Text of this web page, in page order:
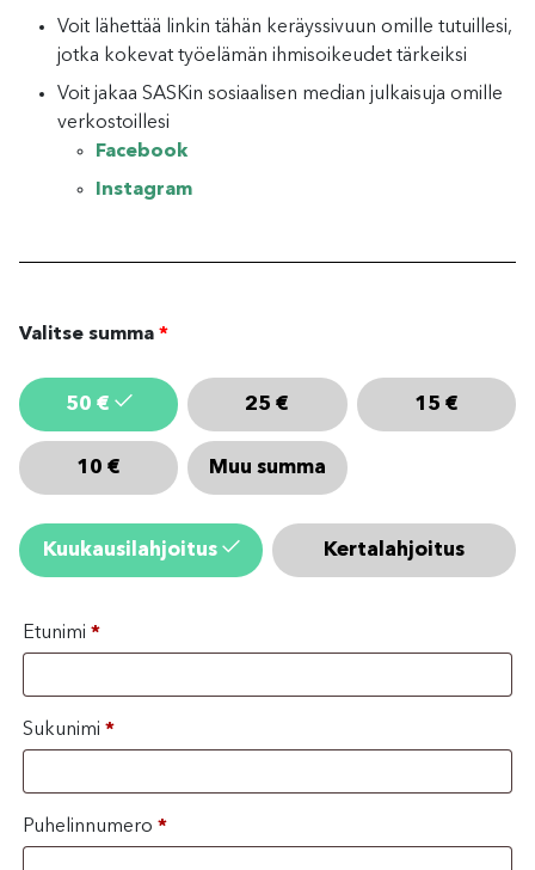
Voit lähettää linkin tähän keräyssivuun omille tutuillesi,
jotka kokevat työelämän ihmisoikeudet tärkeiksi
Voit jakaa SASKin sosiaalisen median julkaisuja omille
verkostoillesi
Facebook
Instagram
Valitse summa *
10€
15 €
25€
50 €
Muu summa
Kuukausilahjoitus Kertalahjoitus
Etunimi *
Sukunimi *
Puhelinnumero *